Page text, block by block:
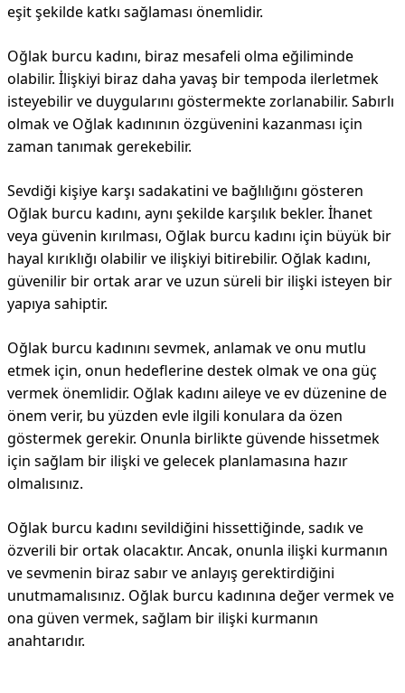
eşit şekilde katkı sağlaması önemlidir.
Oğlak burcu kadını, biraz mesafeli olma eğiliminde
olabilir. İlişkiyi biraz daha yavaş bir tempoda ilerletmek
isteyebilir ve duygularını göstermekte zorlanabilir. Sabırlı
olmak ve Oğlak kadınının özgüvenini kazanması için
zaman tanımak gerekebilir.
Sevdiği kişiye karşı sadakatini ve bağlılığını gösteren
Oğlak burcu kadını, aynı şekilde karşılık bekler. İhanet
veya güvenin kırılması, Oğlak burcu kadını için büyük bir
hayal kırıklığı olabilir ve ilişkiyi bitirebilir. Oğlak kadını,
güvenilir bir ortak arar ve uzun süreli bir ilişki isteyen bir
yapıya sahiptir.
Oğlak burcu kadınını sevmek, anlamak ve onu mutlu
etmek için, onun hedeflerine destek olmak ve ona güç
vermek önemlidir. Oğlak kadını aileye ve ev düzenine de
önem verir, bu yüzden evle ilgili konulara da özen
göstermek gerekir. Onunla birlikte güvende hissetmek
için sağlam bir ilişki ve gelecek planlamasına hazır
olmalısınız.
Oğlak burcu kadını sevildiğini hissettiğinde, sadık ve
özverili bir ortak olacaktır. Ancak, onunla ilişki kurmanın
ve sevmenin biraz sabır ve anlayış gerektirdiğini
unutmamalısınız. Oğlak burcu kadınına değer vermek ve
ona güven vermek, sağlam bir ilişki kurmanın
anahtarıdır.